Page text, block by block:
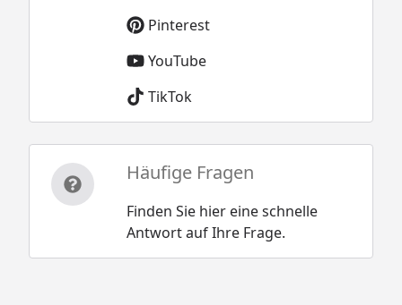
Pinterest
YouTube
TikTok
Häufige Fragen
Finden Sie hier eine schnelle
Antwort auf Ihre Frage.